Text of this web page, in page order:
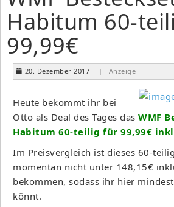
Habitum 60-
99,99€
20. Dezember 2017 | Anzeige
Heute bekommt ihr bei
Otto als Deal des Tages das WMF
Habitum 60-teilig für 99,99€
Im Preisvergleich ist dieses 60-
momentan nicht unter 148,15€
bekommen, sodass ihr hier
könnt.